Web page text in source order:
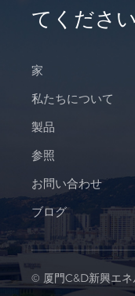
てください
家
私たちについて
製品
参照
お問い合わせ
ブログ
© 厦門C&D新興エ